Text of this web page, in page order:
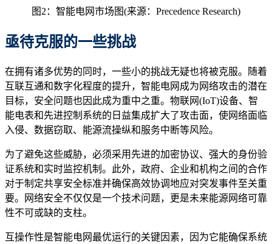
图2：智能电网市场图(来源：Precedence Research)
亟待克服的一些挑战
在拥有诸多优势的同时，一些小的挑战无疑也将被克服。随着
互联互通和数字化程度的提升，智能电网成为网络攻击的潜在
目标，安全问题也因此成为重中之重。物联网(IoT)设备、智
能电表和先进控制系统的日益集成扩大了攻击面，使网络面临
入侵、数据窃取、能源流操纵和服务中断等风险。
为了避免这些威胁，必须采用先进的加密协议、强大的身份验
证系统和实时监控机制。此外，政府、企业和机构之间的合作
对于制定共享安全标准并确保高效协调地应对突发事件至关重
要。网络安全不仅仅是一个技术问题，更是未来能源网络可靠
性不可或缺的支柱。
互操作性是智能电网最优运行的关键因素，因为它能确保系统